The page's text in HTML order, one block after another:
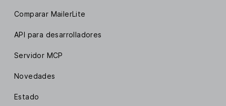
Comparar MailerLite
API para desarrolladores
Servidor MCP
Novedades
Estado